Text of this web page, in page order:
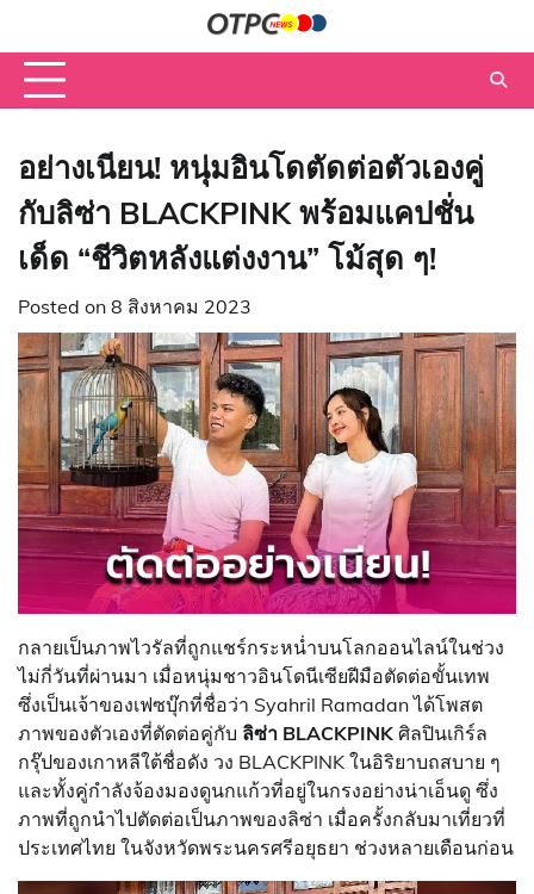
content
อย่างเนียน! หนุ่มอินโดตัดต่อตัวเองคู่
กับลิซ่า BLACKPINK พร้อมแคปชั่น
เด็ด “ชีวิตหลังแต่งงาน” โม้สุด ๆ!
Posted on 8 สิงหาคม 2023
กลายเป็นภาพไวรัลที่ถูกแชร์กระหน่ำบนโลกออนไลน์ในช่วง
ไม่กี่วันที่ผ่านมา เมื่อหนุ่มชาวอินโดนีเซียฝีมือตัดต่อขั้นเทพ
ซึ่งเป็นเจ้าของเฟซบุ๊กที่ชื่อว่า Syahril Ramadan ได้โพสต
ภาพของตัวเองที่ตัดต่อคู่กับ ลิซ่า BLACKPINK ศิลปินเกิร์ล
กรุ๊ปของเกาหลีใต้ชื่อดัง วง BLACKPINK ในอิริยาบถสบาย ๆ
และทั้งคู่กำลังจ้องมองดูนกแก้วที่อยู่ในกรงอย่างน่าเอ็นดู ซึ่ง
ภาพที่ถูกนำไปตัดต่อเป็นภาพของลิซ่า เมื่อครั้งกลับมาเที่ยวที่
ประเทศไทย ในจังหวัดพระนครศรีอยุธยา ช่วงหลายเดือนก่อน